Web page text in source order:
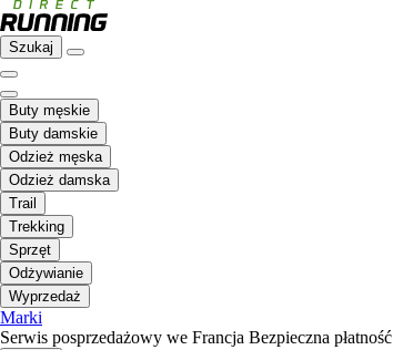
Szukaj
Buty męskie
Buty damskie
Odzież męska
Odzież damska
Trail
Trekking
Sprzęt
Odżywianie
Wyprzedaż
Marki
Serwis posprzedażowy we Francja Bezpieczna płatność